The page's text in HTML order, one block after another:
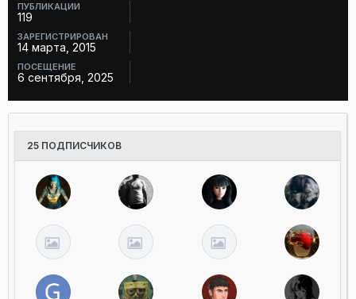
ПУБЛИКАЦИИ
119
ЗАРЕГИСТРИРОВАН
14 марта, 2015
ПОСЕЩЕНИЕ
6 сентября, 2025
25 ПОДПИСЧИКОВ